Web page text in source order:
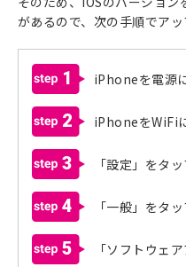
があるので、次の手順でアッ
1 iPhoneを電源
2 iPhoneをWiFi
3 「設定」をタ
4 「一般」をタ
5 「ソフトウェ